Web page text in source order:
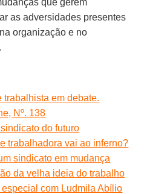
as adversidades presentes
organização e no
.
trabalhista em debate.
Nº. 138
do futuro
trabalhadora vai ao inferno?
sindicato em mudança
da velha ideia do trabalho
com Ludmila Abílio